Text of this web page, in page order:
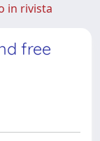
in rivista
free